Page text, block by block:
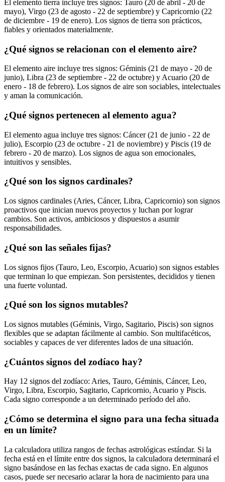
El elemento tierra incluye tres signos: Tauro (20 de abril - 20 de
mayo), Virgo (23 de agosto - 22 de septiembre) y Capricornio (22
de diciembre - 19 de enero). Los signos de tierra son prácticos,
fiables y orientados materialmente.
¿Qué signos se relacionan con el elemento aire?
El elemento aire incluye tres signos: Géminis (21 de mayo - 20 de
junio), Libra (23 de septiembre - 22 de octubre) y Acuario (20 de
enero - 18 de febrero). Los signos de aire son sociables, intelectuales
y aman la comunicación.
¿Qué signos pertenecen al elemento agua?
El elemento agua incluye tres signos: Cáncer (21 de junio - 22 de
julio), Escorpio (23 de octubre - 21 de noviembre) y Piscis (19 de
febrero - 20 de marzo). Los signos de agua son emocionales,
intuitivos y sensibles.
¿Qué son los signos cardinales?
Los signos cardinales (Aries, Cáncer, Libra, Capricornio) son signos
proactivos que inician nuevos proyectos y luchan por lograr
cambios. Son activos, ambiciosos y dispuestos a asumir
responsabilidades.
¿Qué son las señales fijas?
Los signos fijos (Tauro, Leo, Escorpio, Acuario) son signos estables
que terminan lo que empiezan. Son persistentes, decididos y tienen
una fuerte voluntad.
¿Qué son los signos mutables?
Los signos mutables (Géminis, Virgo, Sagitario, Piscis) son signos
flexibles que se adaptan fácilmente al cambio. Son multifacéticos,
sociables y capaces de ver diferentes lados de una situación.
¿Cuántos signos del zodíaco hay?
Hay 12 signos del zodíaco: Aries, Tauro, Géminis, Cáncer, Leo,
Virgo, Libra, Escorpio, Sagitario, Capricornio, Acuario y Piscis.
Cada signo corresponde a un determinado período del año.
¿Cómo se determina el signo para una fecha situada
en un límite?
La calculadora utiliza rangos de fechas astrológicas estándar. Si la
fecha está en el límite entre dos signos, la calculadora determinará el
signo basándose en las fechas exactas de cada signo. En algunos
casos, puede ser necesario aclarar la hora de nacimiento para una